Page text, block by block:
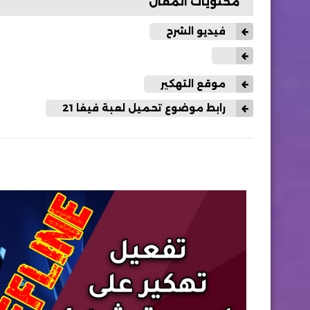
فيديو الشرح
موقع التهكير
رابط موضوع تحميل لعبة فيفا 21